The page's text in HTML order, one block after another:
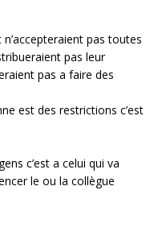
pas toutes
pas leur
pas a faire des
est des restrictions c’est
c’est a celui qui va
le ou la collègue